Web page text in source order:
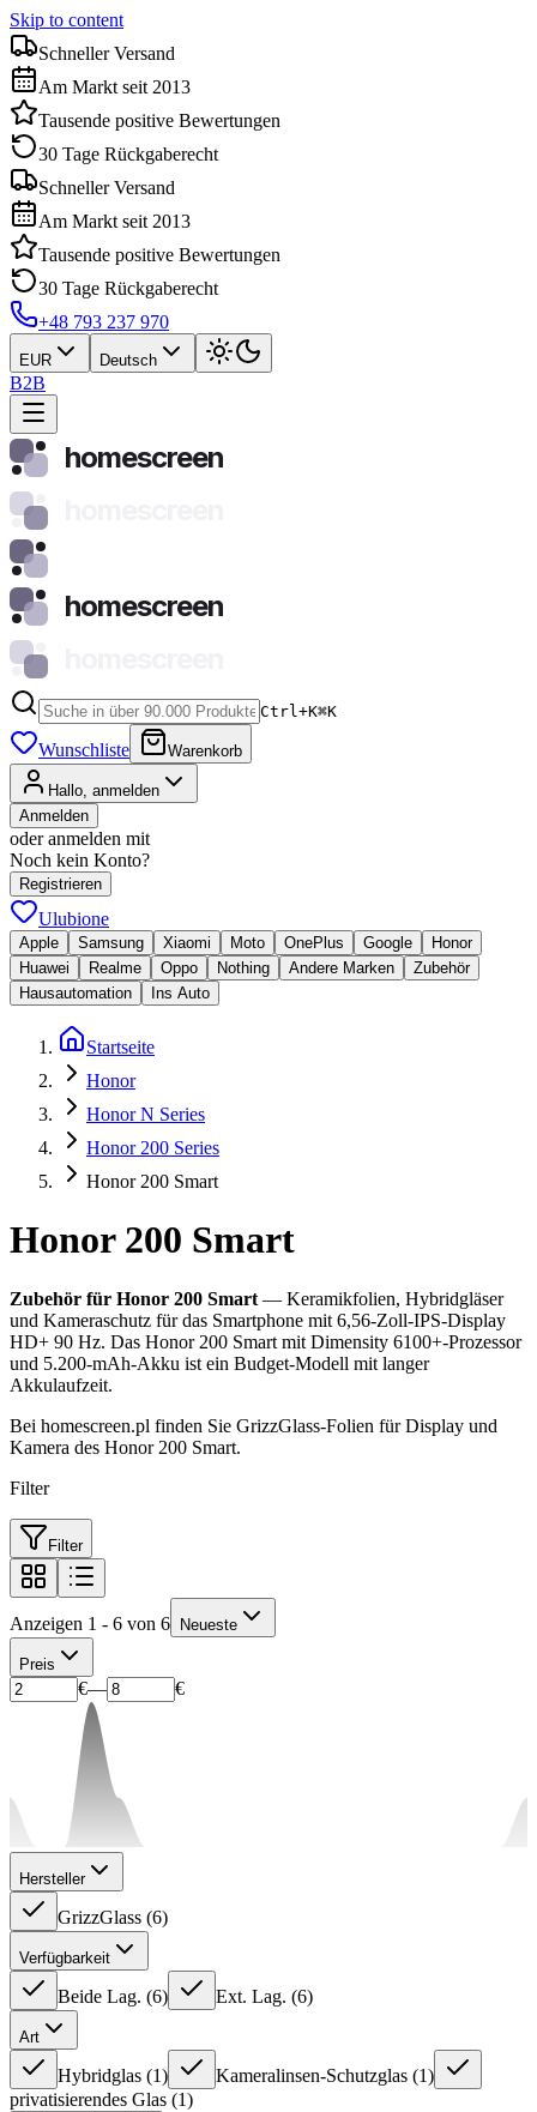
Skip to content
Schneller Versand
Am Markt seit 2013
Tausende positive Bewertungen
30 Tage Rückgaberecht
Schneller Versand
Am Markt seit 2013
Tausende positive Bewertungen
30 Tage Rückgaberecht
+48 793 237 970
EUR Deutsch
B2B
homescreen
homescreen
Ctrl+K⌘K
Wunschliste Warenkorb
Hallo, anmelden
Anmelden
oder anmelden mit
Noch kein Konto?
Registrieren
Ulubione
Apple Samsung Xiaomi Moto OnePlus Google
Honor
Huawei
Realme Oppo Nothing Andere Marken
Zubehör
Hausautomation
Ins Auto
Startseite
Honor
Honor N Series
Honor 200 Series
Honor 200 Smart
Honor 200 Smart
Zubehör für Honor 200 Smart — Keramikfolien, Hybridgläser
und Kameraschutz für das Smartphone mit 6,56-Zoll-IPS-Display
HD+ 90 Hz. Das Honor 200 Smart mit Dimensity 6100+-Prozessor
und 5.200-mAh-Akku ist ein Budget-Modell mit langer
Akkulaufzeit.
Bei homescreen.pl finden Sie GrizzGlass-Folien für Display und
Kamera des Honor 200 Smart.
Filter
Filter
Anzeigen 1 - 6 von 6 Neueste
Preis
€— €
Hersteller
GrizzGlass (6)
Verfügbarkeit
Beide Lag. (6) Ext. Lag. (6)
Art
Hybridglas (1) Kameralinsen-Schutzglas (1)
privatisierendes Glas (1)